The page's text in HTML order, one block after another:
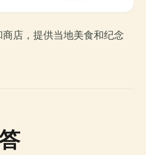
店，提供当地美食和纪念